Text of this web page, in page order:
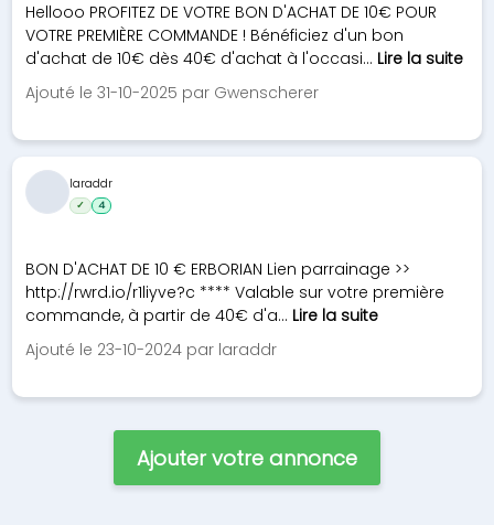
Hellooo PROFITEZ DE VOTRE BON D'ACHAT DE 10€ POUR
VOTRE PREMIÈRE COMMANDE ! Bénéficiez d'un bon
d'achat de 10€ dès 40€ d'achat à l'occasi... Lire la suite
Ajouté le 31-10-2025 par Gwenscherer
BON D'ACHAT DE 10 € ERBORIAN Lien parrainage >>
http://rwrd.io/r1liyve?c **** Valable sur votre première
commande, à partir de 40€ d'a... Lire la suite
Ajouté le 23-10-2024 par laraddr
laraddr
✓ 4
Ajouter votre annonce